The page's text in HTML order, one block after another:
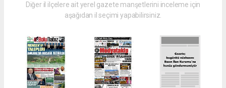
Diğer il ilçelere ait yerel gazete manşetlerini inceleme için
aşağıdan il seçimi yapabilirsiniz.